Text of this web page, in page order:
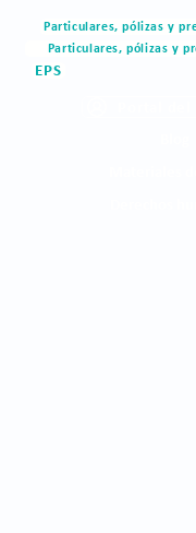
Particulares, pólizas y
Particulares, pólizas y
EPS